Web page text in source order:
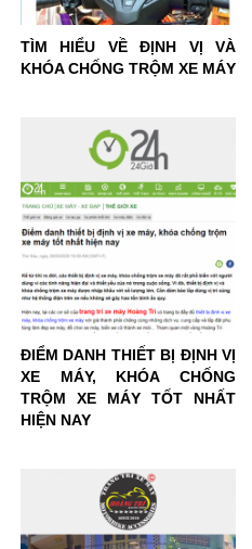
TÌM HIỂU VỀ ĐỊNH VỊ VÀ
KHÓA CHỐNG TRỘM XE MÁY
ĐIỂM DANH THIẾT BỊ ĐỊNH VỊ
XE MÁY, KHÓA CHỐNG
TRỘM XE MÁY TỐT NHẤT
HIỆN NAY